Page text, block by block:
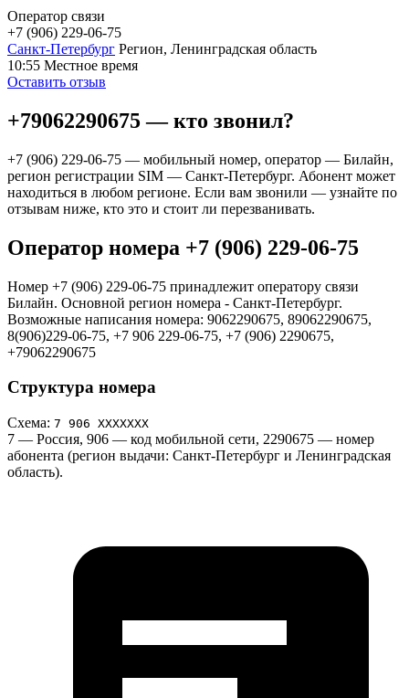
Оператор связи
+7 (906) 229-06-75
Санкт-Петербург Регион, Ленинградская область
10:55 Местное время
Оставить отзыв
+79062290675 — кто звонил?
+7 (906) 229-06-75 — мобильный номер, оператор — Билайн,
регион регистрации SIM — Санкт-Петербург. Абонент может
находиться в любом регионе. Если вам звонили — узнайте по
отзывам ниже, кто это и стоит ли перезванивать.
Оператор номера +7 (906) 229-06-75
Номер +7 (906) 229-06-75 принадлежит оператору связи
Билайн. Основной регион номера - Санкт-Петербург.
Возможные написания номера: 9062290675, 89062290675,
8(906)229-06-75, +7 906 229-06-75, +7 (906) 2290675,
+79062290675
Структура номера
Схема: 7 906 ХХХХХХХ
7 — Россия, 906 — код мобильной сети, 2290675 — номер
абонента (регион выдачи: Санкт-Петербург и Ленинградская
область).